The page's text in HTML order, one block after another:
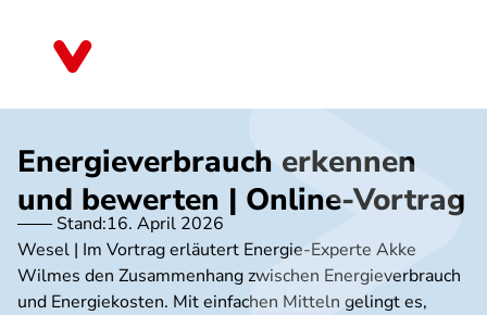
Energieverbrauch erkennen
und bewerten | Online-Vortrag
Stand:16. April 2026
Wesel | Im Vortrag erläutert Energie-Experte Akke
Wilmes den Zusammenhang zwischen Energieverbrauch
und Energiekosten. Mit einfachen Mitteln gelingt es,